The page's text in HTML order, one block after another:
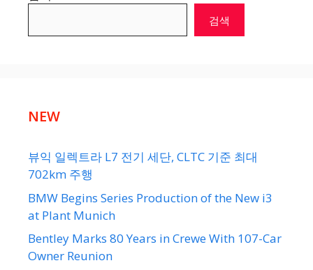
검색
NEW
뷰익 일렉트라 L7 전기 세단, CLTC 기준 최대
702km 주행
BMW Begins Series Production of the New i3
at Plant Munich
Bentley Marks 80 Years in Crewe With 107-Car
Owner Reunion